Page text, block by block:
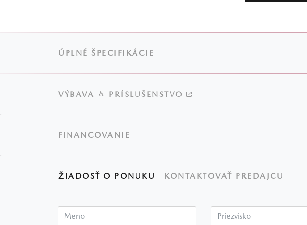
ÚPLNÉ ŠPECIFIKÁCIE
VÝBAVA & PRÍSLUŠENSTVO
FINANCOVANIE
ŽIADOSŤ O PONUKU KONTAKTOVAŤ PREDAJCU